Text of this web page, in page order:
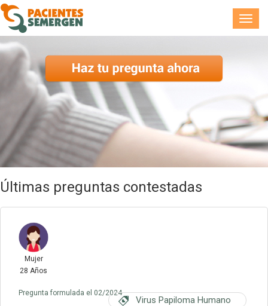
Últimas preguntas contestadas
Mujer
28 Años
Pregunta formulada el 02/2024
Virus Papiloma Humano